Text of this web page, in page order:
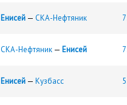
Енисей — СКА-Нефтяник
СКА-Нефтяник — Енисей
Енисей — Кузбасс